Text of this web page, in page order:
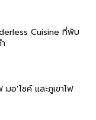
Cuisine ที่พับ
อ’ไซค์ และภูเขาไฟ